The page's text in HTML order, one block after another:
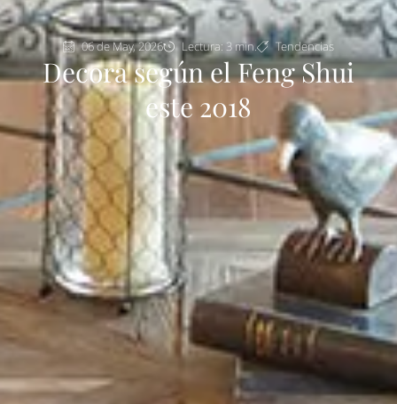
06 de May, 2026 Lectura: 3 min. Tendencias
Decora según el Feng Shui
este 2018